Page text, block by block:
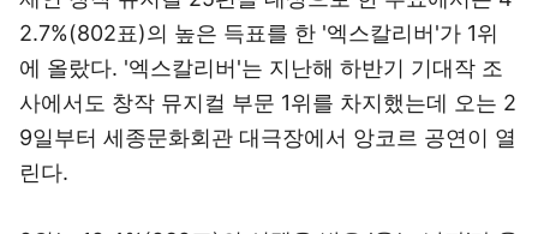
2.7%(802표)의 높은 득표를 한 '엑스칼리버'가 1위
에 올랐다. '엑스칼리버'는 지난해 하반기 기대작 조
사에서도 창작 뮤지컬 부문 1위를 차지했는데 오는 2
9일부터 세종문화회관 대극장에서 앙코르 공연이 열
린다.